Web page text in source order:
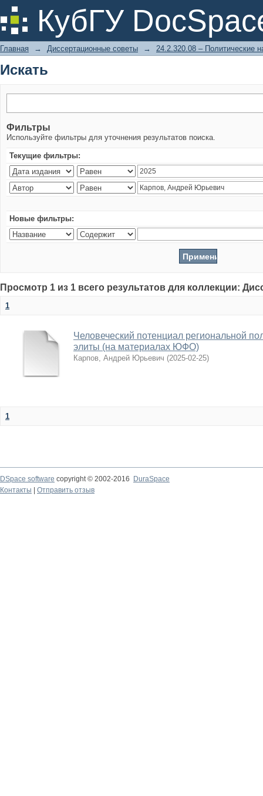
КубГУ
Искать
Главная → Диссертационные советы → 24.2.320.08 – Политические
Искать
Фильтры
Используйте фильтры для уточнения результатов поиска.
Текущие фильтры:
Новые фильтры:
Просмотр 1 из 1 всего результатов для коллекции:
1
Человеческий потенциал региональной
элиты (на материалах ЮФО)
Карпов, Андрей Юрьевич (2025-02-25)
1
DSpace software copyright © 2002-2016
DuraSpace
Контакты
Отправить отзыв